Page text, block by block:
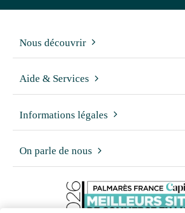
Nous découvrir
Aide & Services
Informations légales
On parle de nous